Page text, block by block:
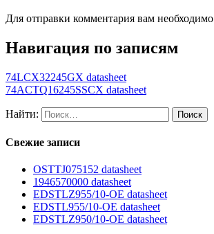
Для отправки комментария вам необходимо
Навигация по записям
74LCX32245GX datasheet
74ACTQ16245SSCX datasheet
Найти:
Свежие записи
OSTTJ075152 datasheet
1946570000 datasheet
EDSTLZ955/10-OE datasheet
EDSTL955/10-OE datasheet
EDSTLZ950/10-OE datasheet